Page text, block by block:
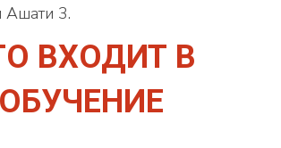
Ашати 3.
ВХОДИТ В
ОБУЧЕНИЕ